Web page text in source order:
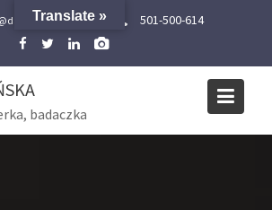
501-500-614
badaczka
Translate »